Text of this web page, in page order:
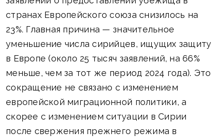
странах Европейского союза снизилось на
23%. Главная причина — значительное
уменьшение числа сирийцев, ищущих защиту
в Европе (около 25 тысяч заявлений, на 66%
меньше, чем за тот же период 2024 года). Это
сокращение не связано с изменением
европейской миграционной политики, а
скорее с изменением ситуации в Сирии
после свержения прежнего режима в